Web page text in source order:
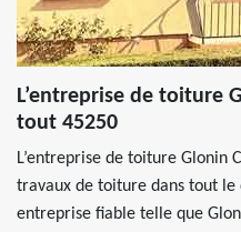
L’entreprise de toiture
tout 45250
L’entreprise de toiture Glonin
travaux de toiture dans tout
entreprise fiable telle que